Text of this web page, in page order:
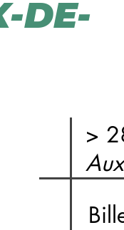
DE-
>